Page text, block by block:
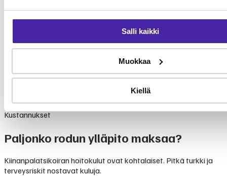
Salli kaikki
Muokkaa
Kiellä
PetMD
Kiinanpalatsikoiralla ei ole PEVISA-ohjelmaa. Brakykefaalinen
lämmönsäätelyongelmia. Ulkonevat silmät altistavat
sarveiskalvon haavaumille. Pitkä selkäranka altistaa
välilevytyrille. Hammasongelmat ovat yleisiä pienessä leuassa.
Ei PEVISA-ohjelmaa. Suositeltavat tutkimukset: BOAS-arviointi,
silmätutkimus, patellatutkimus, selkätutkimus.
Kustannukset
Paljonko rodun ylläpito maksaa?
Kiinanpalatsikoiran hoitokulut ovat kohtalaiset. Pitkä turkki ja
terveysriskit nostavat kuluja.